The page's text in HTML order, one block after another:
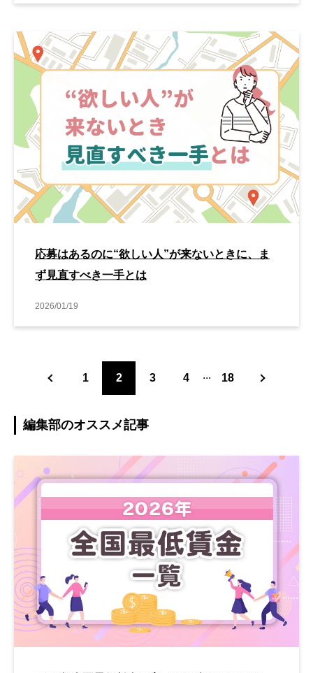
応募はあるのに“欲しい人”が来ないときに、ま
ず見直すべき一手とは
2026/01/19
1 2 3 4 ... 18
編集部のオススメ記事